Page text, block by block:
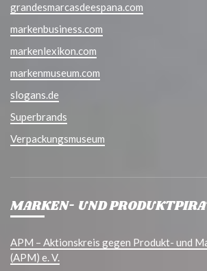
grandesmarcasdeespana.com
markenbusiness.com
markenlexikon.com
markenmuseum.com
slogans.de
Superbrands
Verpackungsmuseum
MARKEN- UND
APM – Aktionskreis gegen Produkt- und
(APM) e. V.